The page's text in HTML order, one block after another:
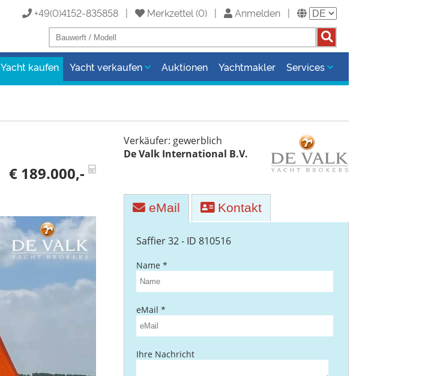
+49(0)4152-835858 | Merkzettel (0) | Anmelden |
Yacht kaufen Yacht verkaufen Auktionen Yachtmakler Services
€ 189.000,-
Verkäufer: gewerblich
De Valk International B.V.
eMail Kontakt
Saffier 32 - ID 810516
Name *
eMail *
Ihre Nachricht